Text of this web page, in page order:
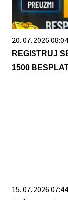
20. 07. 2026 08:04
REGISTRUJ
1500
15. 07. 2026 07:44